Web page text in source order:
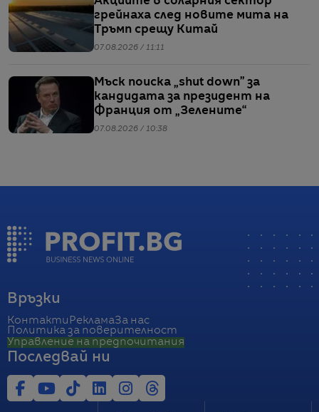
грейнаха след новите мита на
Тръмп срещу Китай
07.08.2026 / 11:11
Мъск поиска „shut down” за
кандидата за президент на
Франция от „Зелените“
07.08.2026 / 10:38
Връзки
Контакти РекламаЗа нас
Политика за поверителност
Управление на предпочитания
Последвай ни